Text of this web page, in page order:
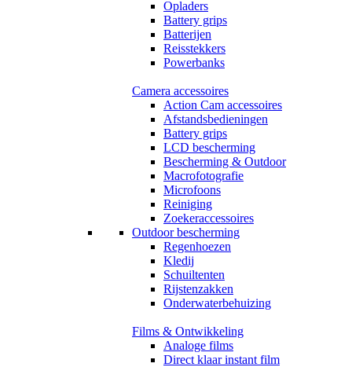
Opladers
Battery grips
Batterijen
Reisstekkers
Powerbanks
Camera accessoires
Action Cam accessoires
Afstandsbedieningen
Battery grips
LCD bescherming
Bescherming & Outdoor
Macrofotografie
Microfoons
Reiniging
Zoekeraccessoires
Outdoor bescherming
Regenhoezen
Kledij
Schuiltenten
Rijstenzakken
Onderwaterbehuizing
Films & Ontwikkeling
Analoge films
Direct klaar instant film